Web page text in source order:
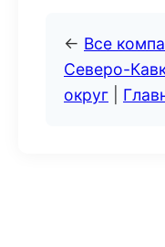
← Все
Северо-
округ